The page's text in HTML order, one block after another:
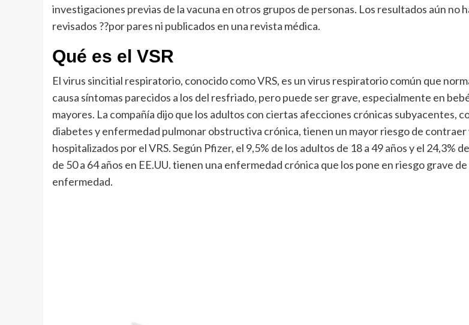
investigaciones previas de la vacuna en otros grupos de personas. Los resultados aún no
revisados ??por pares ni publicados en una revista médica.
Qué es el VSR
El virus sincitial respiratorio, conocido como VRS, es un virus respiratorio común que
causa síntomas parecidos a los del resfriado, pero puede ser grave, especialmente en
mayores. La compañía dijo que los adultos con ciertas afecciones crónicas subyacentes,
diabetes y enfermedad pulmonar obstructiva crónica, tienen un mayor riesgo de contraer
hospitalizados por el VRS. Según Pfizer, el 9,5% de los adultos de 18 a 49 años y el 24,3%
de 50 a 64 años en EE.UU. tienen una enfermedad crónica que los pone en riesgo grave
enfermedad.